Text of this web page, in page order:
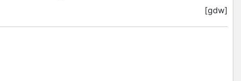
[gdw]